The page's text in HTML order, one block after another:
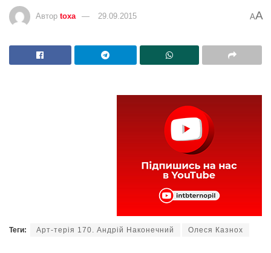
Автор toxa 29.09.2015 AA
Теги: Арт-терія 170. Андрій Наконечний Олеся Казнох